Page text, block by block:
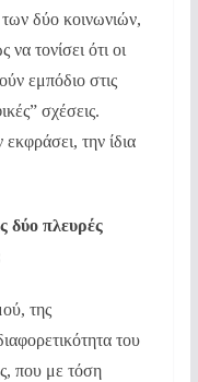
των δύο κοινωνιών,
τονίσει ότι οι
εμπόδιο στις
σχέσεις.
εκφράσει, την ίδια
δύο πλευρές
της
του
που με τόση